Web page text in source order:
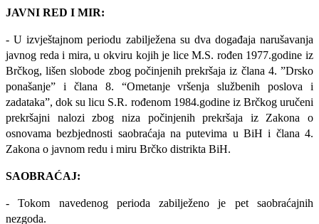
JAVNI RED I MIR:
- U izvještajnom periodu zabilježena su dva događaja narušavanja
javnog reda i mira, u okviru kojih je liceM.S. rođen 1977.godine iz
Brčkog, lišen slobode zbog počinjenih prekršaja iz člana 4. ”Drsko
ponašanje” i člana 8. “Ometanje vršenja službenih poslova i
zadataka”, dok su licu S.R. rođenom 1984.godine iz Brčkog uručeni
prekršajni nalozi zbog niza počinjenih prekršaja iz Zakona o
osnovama bezbjednosti saobraćaja na putevima u BiH i člana 4.
Zakona o javnom redu i miru Brčko distrikta BiH.
SAOBRAĆAJ:
- Tokom navedenog perioda zabilježeno je pet saobraćajnih
nezgoda.